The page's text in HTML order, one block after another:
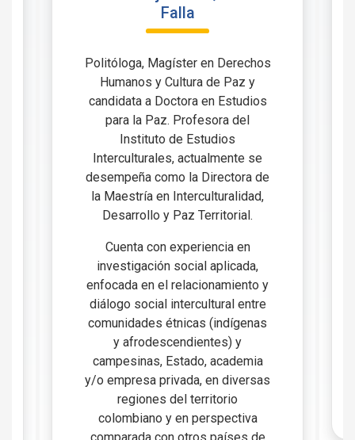
Falla
Politóloga, Magíster en Derechos
Humanos y Cultura de Paz y
candidata a Doctora en Estudios
para la Paz. Profesora del
Instituto de Estudios
Interculturales, actualmente se
desempeña como la Directora de
la Maestría en Interculturalidad,
Desarrollo y Paz Territorial.
Cuenta con experiencia en
investigación social aplicada,
enfocada en el relacionamiento y
diálogo social intercultural entre
comunidades étnicas (indígenas
y afrodescendientes) y
campesinas, Estado, academia
y/o empresa privada, en diversas
regiones del territorio
colombiano y en perspectiva
comparada con otros países de